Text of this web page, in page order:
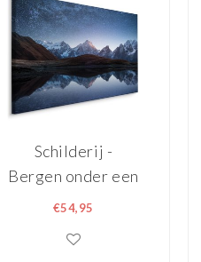
Schilderij -
Bergen onder een
Sterren Hemel,
€54,95